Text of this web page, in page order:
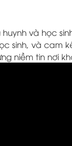
và học
sinh, và cam
niềm tin nơi